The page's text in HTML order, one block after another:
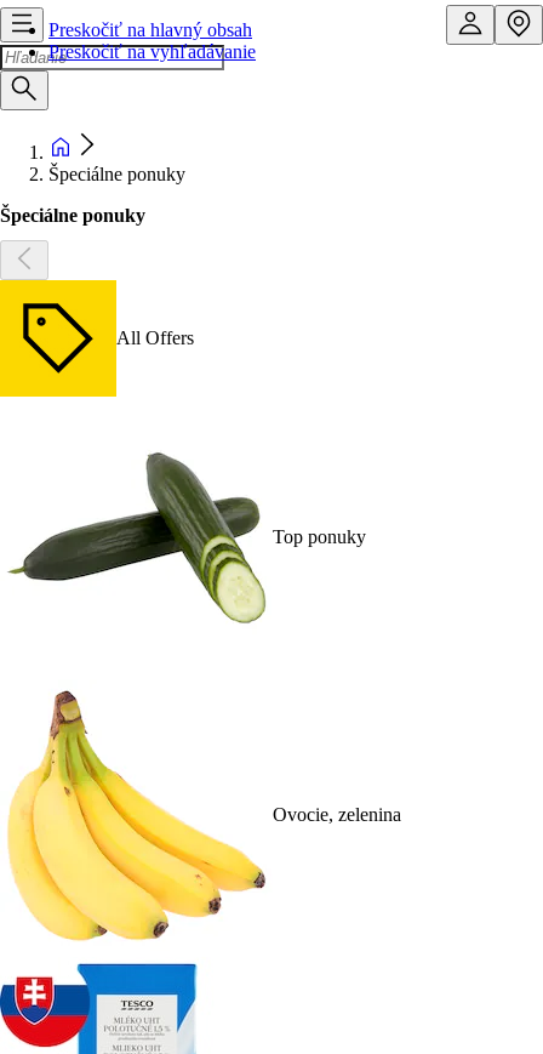
Preskočiť na hlavný obsah
Preskočiť na vyhľadávanie
Špeciálne ponuky
Špeciálne ponuky
All Offers
Top ponuky
Ovocie, zelenina